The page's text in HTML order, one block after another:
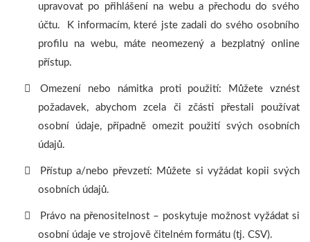
upravovat po přihlášení na webu a přechodu do svého
účtu. K informacím, které jste zadali do svého osobního
profilu na webu, máte neomezený a bezplatný online
přístup.
Omezení nebo námitka proti použití: Můžete vznést
požadavek, abychom zcela či zčásti přestali používat
osobní údaje, případně omezit použití svých osobních
údajů.
Přístup a/nebo převzetí: Můžete si vyžádat kopii svých
osobních údajů.
Právo na přenositelnost – poskytuje možnost vyžádat si
osobní údaje ve strojově čitelném formátu (tj. CSV).